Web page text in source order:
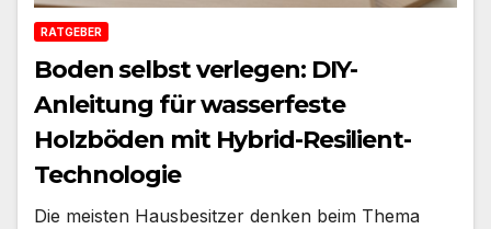
RATGEBER
Boden selbst verlegen: DIY-
Anleitung für wasserfeste
Holzböden mit Hybrid-Resilient-
Technologie
Die meisten Hausbesitzer denken beim Thema